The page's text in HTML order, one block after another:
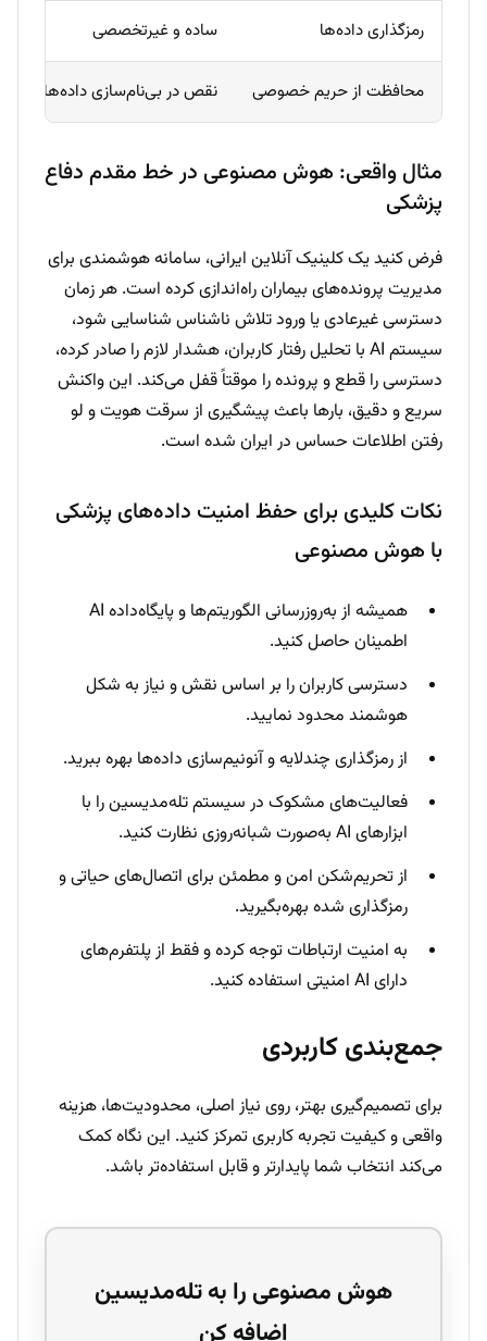
رمزگذاری داده‌ها ساده و غیرتخصصی
محافظت از حریم خصوصی نقص در بی‌نام‌سازی داده‌ها
مثال واقعی: هوش مصنوعی در خط مقدم دفاع
پزشکی
فرض کنید یک کلینیک آنلاین ایرانی، سامانه هوشمندی برای
مدیریت پرونده‌های بیماران راه‌اندازی کرده است. هر زمان
دسترسی غیرعادی یا ورود تلاش ناشناس شناسایی شود،
سیستم AI با تحلیل رفتار کاربران، هشدار لازم را صادر کرده،
دسترسی را قطع و پرونده را موقتاً قفل می‌کند. این واکنش
سریع و دقیق، بارها باعث پیشگیری از سرقت هویت و لو
رفتن اطلاعات حساس در ایران شده است.
نکات کلیدی برای حفظ امنیت داده‌های پزشکی
با هوش مصنوعی
همیشه از به‌روزرسانی الگوریتم‌ها و پایگاه‌داده AI
اطمینان حاصل کنید.
دسترسی کاربران را بر اساس نقش و نیاز به شکل
هوشمند محدود نمایید.
از رمزگذاری چندلایه و آنونیم‌سازی داده‌ها بهره ببرید.
فعالیت‌های مشکوک در سیستم تله‌مدیسین را با
ابزارهای AI به‌صورت شبانه‌روزی نظارت کنید.
از تحریم‌شکن امن و مطمئن برای اتصال‌های حیاتی و
رمزگذاری شده بهره‌بگیرید.
به امنیت ارتباطات توجه کرده و فقط از پلتفرم‌های
دارای AI امنیتی استفاده کنید.
جمع‌بندی کاربردی
برای تصمیم‌گیری بهتر، روی نیاز اصلی، محدودیت‌ها، هزینه
واقعی و کیفیت تجربه کاربری تمرکز کنید. این نگاه کمک
می‌کند انتخاب شما پایدارتر و قابل استفاده‌تر باشد.
هوش مصنوعی را به تله‌مدیسین